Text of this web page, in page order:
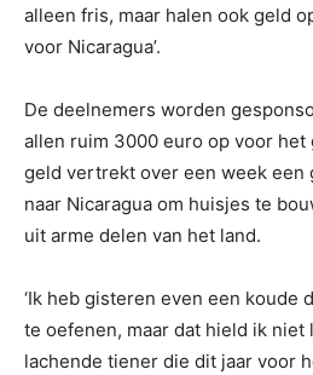
alleen fris, maar halen ook geld
voor Nicaragua’.
De deelnemers worden
allen ruim 3000 euro op voor het
geld vertrekt over een week een
naar Nicaragua om huisjes te
uit arme delen van het land.
‘Ik heb gisteren even een koude
te oefenen, maar dat hield ik niet
lachende tiener die dit jaar voor